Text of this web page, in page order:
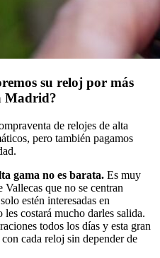
su reloj por más
Madrid?
de relojes de alta
pero también pagamos
gama no es barata. Es muy
que no se centran
estén interesadas en
les costará mucho darles salida.
todos los días y esta gran
cada reloj sin depender de